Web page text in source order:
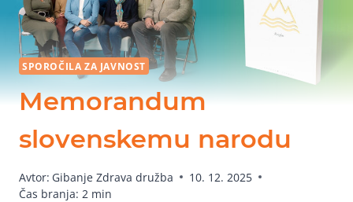
SPOROČILA ZA JAVNOST
Memorandum
slovenskemu narodu
Avtor: Gibanje Zdrava družba
10. 12. 2025
Čas branja: 2 min